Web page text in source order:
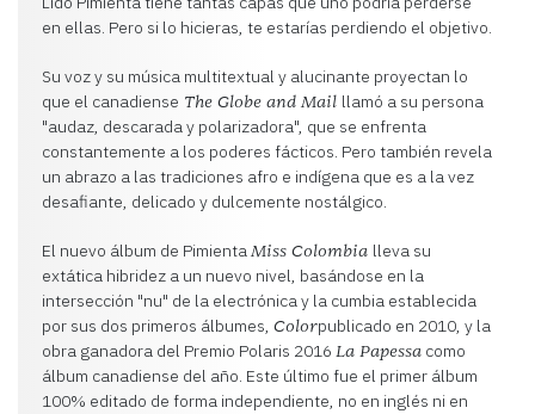
en ellas. Pero si lo hicieras, te estarías perdiendo el objetivo.
Su voz y su música multitextual y alucinante proyectan lo
que el canadiense The Globe and Mail llamó a su persona
"audaz, descarada y polarizadora", que se enfrenta
constantemente a los poderes fácticos. Pero también revela
un abrazo a las tradiciones afro e indígena que es a la vez
desafiante, delicado y dulcemente nostálgico.
El nuevo álbum de PimientaMiss Colombia lleva su
extática hibridez a un nuevo nivel, basándose en la
intersección "nu" de la electrónica y la cumbia establecida
por sus dos primeros álbumes, Colorpublicado en 2010, y la
obra ganadora del Premio Polaris 2016 La Papessa como
álbum canadiense del año. Este último fue el primer álbum
100% editado de forma independiente, no en inglés ni en